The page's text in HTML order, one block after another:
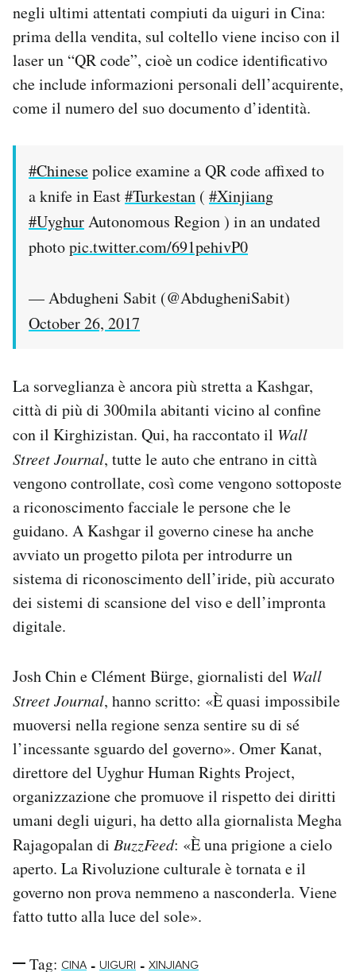
negli ultimi attentati compiuti da uiguri in Cina:
prima della vendita, sul coltello viene inciso con il
laser un “QR code”, cioè un codice identificativo
che include informazioni personali dell’acquirente,
come il numero del suo documento d’identità.
#Chinesepolice examine a QR code affixed to
a knife in East#Turkestan ( #Xinjiang
#UyghurAutonomous Region ) in an undated
photopic.twitter.com/691pehivP0
— Abdugheni Sabit (@AbdugheniSabit)
October 26, 2017
La sorveglianza è ancora più stretta a Kashgar,
città di più di 300mila abitanti vicino al confine
con il Kirghizistan. Qui, ha raccontato il Wall
Street Journal, tutte le auto che entrano in città
vengono controllate, così come vengono sottoposte
a riconoscimento facciale le persone che le
guidano. A Kashgar il governo cinese ha anche
avviato un progetto pilota per introdurre un
sistema di riconoscimento dell’iride, più accurato
dei sistemi di scansione del viso e dell’impronta
digitale.
Josh Chin e Clément Bürge, giornalisti del Wall
Street Journal, hanno scritto: «È quasi impossibile
muoversi nella regione senza sentire su di sé
l’incessante sguardo del governo». Omer Kanat,
direttore del Uyghur Human Rights Project,
organizzazione che promuove il rispetto dei diritti
umani degli uiguri, ha detto alla giornalista Megha
Rajagopalan di BuzzFeed: «È una prigione a cielo
aperto. La Rivoluzione culturale è tornata e il
governo non prova nemmeno a nasconderla. Viene
fatto tutto alla luce del sole».
Tag: CINA - UIGURI - XINJIANG